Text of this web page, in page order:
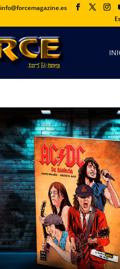
info@forcemagazine.es